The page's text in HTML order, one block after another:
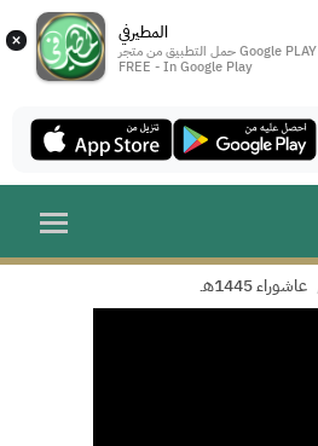
× المطيرفي
حمل التطبيق من متجر Google PLAY
FREE - In Google Play
عاشوراء 1445هـ